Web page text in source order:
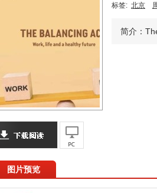
标签: 北京
简介：
图片预览